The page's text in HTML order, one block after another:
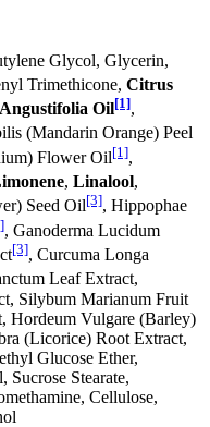
Glycol, Glycerin,
Trimethicone, Citrus
Oil[1],
(Mandarin Orange) Peel
Flower Oil[1],
, Linalool,
Seed Oil[3], Hippophae
, Ganoderma Lucidum
[3], Curcuma Longa
Leaf Extract,
Silybum Marianum Fruit
Hordeum Vulgare (Barley)
(Licorice) Root Extract,
Glucose Ether,
Stearate,
Cellulose,